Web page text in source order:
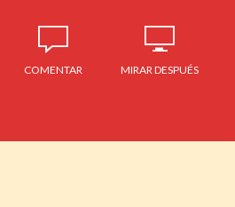
COMENTAR MIRAR DESPUÉS